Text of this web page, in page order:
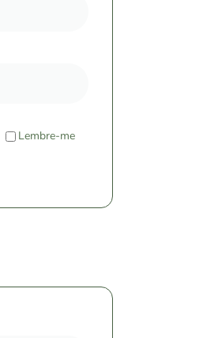
Lembre-me